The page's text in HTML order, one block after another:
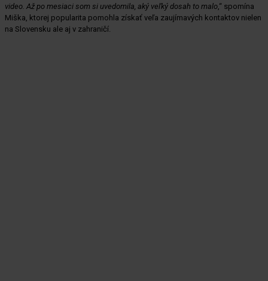
video. Až po mesiaci som si uvedomila, aký veľký dosah to malo,“ spomína
Miška, ktorej popularita pomohla získať veľa zaujímavých kontaktov nielen
na Slovensku ale aj v zahraničí.